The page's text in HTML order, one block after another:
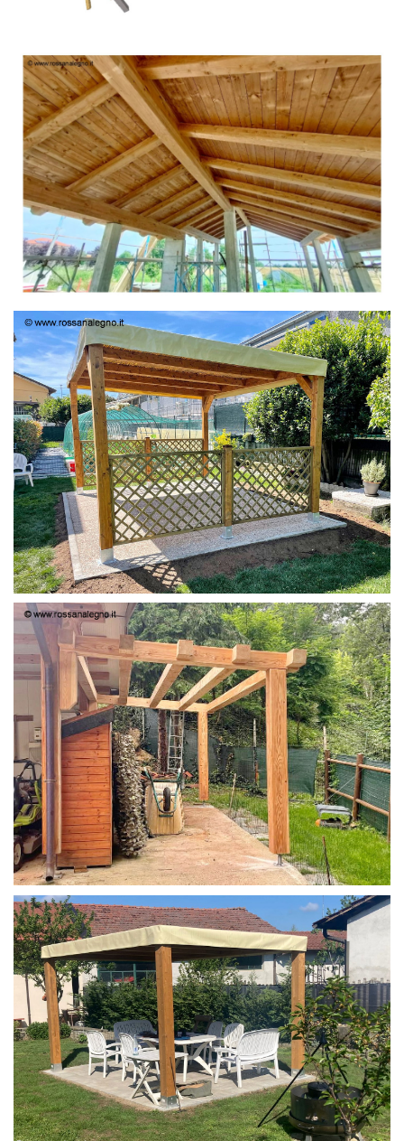
TETTO IN ABETE LAMELLARE PRETAGLIATO
PERGOLA 4X3
STRUTTURA IN LARICE U/F CON INCASTRI
PERGOLA